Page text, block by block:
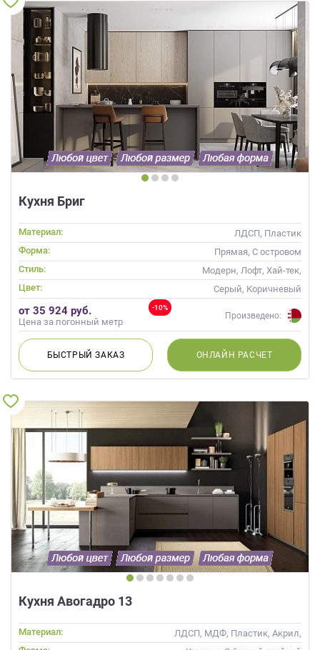
Кухня Бриг
Материал:
ЛДСП, Пластик
Форма:
Прямая, С островом
Стиль:
Модерн, Лофт, Хай-тек,
Современные
Цвет: Серый, Коричневый
-10%
от 35 924 руб.
Цена за погонный метр
Произведено:
БЫСТРЫЙЗАКАЗ ОНЛАЙН РАСЧЕТ
Кухня Авогадро 13
Материал:
ЛДСП, МДФ, Пластик, Акрил,
Alvic / УФ лак, Эмаль, Шпон